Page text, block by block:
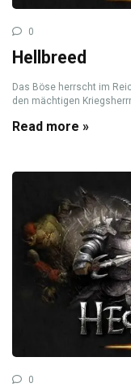
0
Hellbreed
Das Böse herrscht im
den mächtigen
Read more »
0